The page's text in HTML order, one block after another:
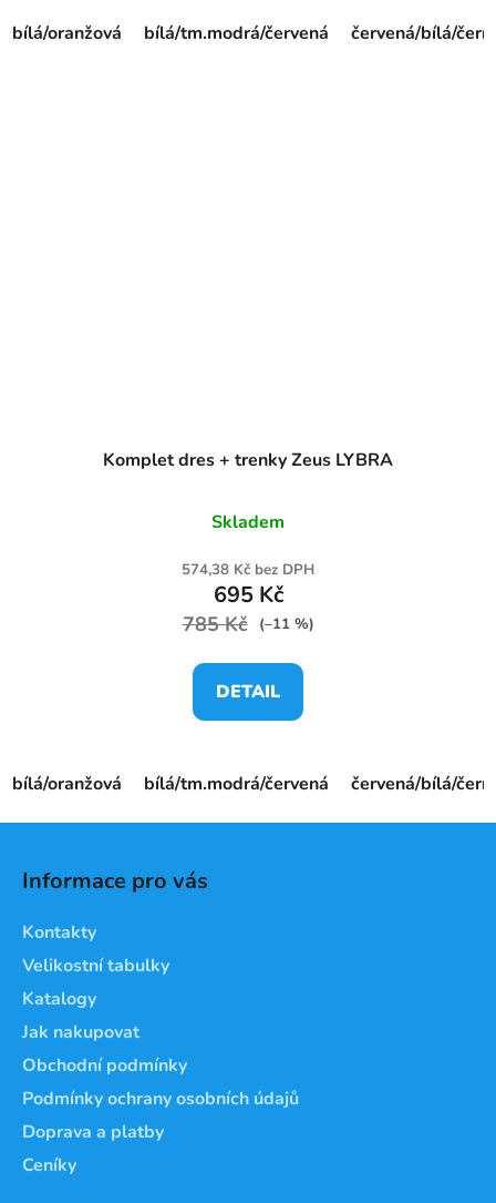
bílá/oranžová bílá/tm.modrá/červená červená/bílá/
Komplet dres + trenky Zeus LYBRA
Skladem
574,38 Kč bez DPH
695 Kč
785 Kč (–11 %)
DETAIL
bílá/oranžová bílá/tm.modrá/červená červená/bílá/
Informace pro vás
Kontakty
Velikostní tabulky
Katalogy
Jak nakupovat
Obchodní podmínky
Podmínky ochrany osobních údajů
Doprava a platby
Ceníky